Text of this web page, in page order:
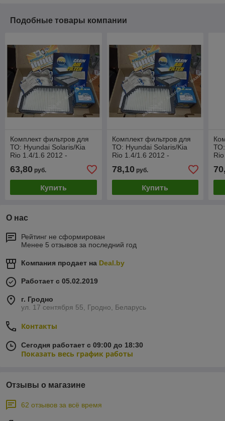
Подобные товары компании
Комплект фильтров для
ТО: Hyundai Solaris/Kia
Rio 1.4/1.6 2012 -
Масл. 2630035503 Возд.
63,80 руб.
Купить
Комплект фильтров для
ТО: Hyundai Solaris/Kia
Rio 1.4/1.6 2012 -
Оригинальные номера:
Масл. 2630035503 Возд.
78,10руб.
Купить
О нас
Рейтинг не сформирован
Менее 5 отзывов за последний год
Компания продает на Deal.by
Работает с 05.02.2019
г. Гродно
ул. 17 сентября 55, Гродно, Беларусь
Контакты
Сегодня работает с 09:00 до 18:30
Показать весь график работы
Отзывы о магазине
62 отзывов за всё время